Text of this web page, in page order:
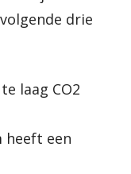
drie
laag CO2
heeft een